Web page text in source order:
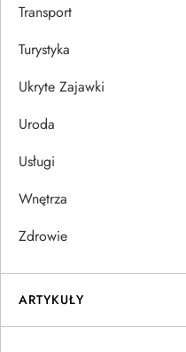
Transport
Turystyka
Ukryte Zajawki
Uroda
Usługi
Wnętrza
Zdrowie
ARTYKUŁY